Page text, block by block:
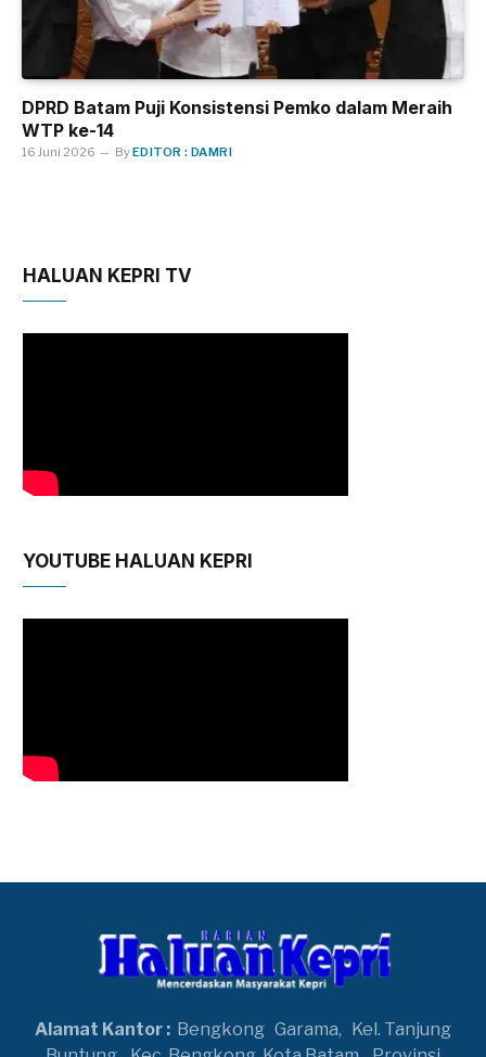
DPRD Batam Puji Konsistensi Pemko dalam Meraih
WTP ke-14
16 Juni 2026 ByEDITOR : DAMRI
HALUAN KEPRI TV
YOUTUBE HALUAN KEPRI
Alamat Kantor : Bengkong Garama, Kel. Tanjung